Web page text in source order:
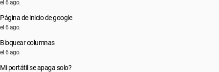
el 6 ago.
Página de inicio de google
el 6 ago.
Bloquear columnas
el 6 ago.
Mi portátil se apaga solo?